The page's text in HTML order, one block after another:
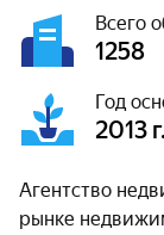
Всего
1258
Год
2013
Агентство
рынке